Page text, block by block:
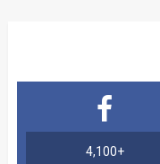
4,100+